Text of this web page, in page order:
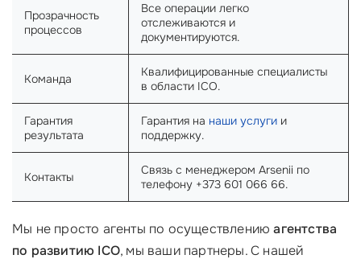
Прозрачность
процессов
Все операции легко
отслеживаются и
документируются.
Команда
Квалифицированные специалисты
в области ICO.
Гарантия
результата
Гарантия на наши услуги и
поддержку.
Контакты
Связь с менеджером Arsenii по
телефону +373 601 066 66.
Мы не просто агенты по осуществлениюагентства
по развитию ICO, мы ваши партнеры. С нашей